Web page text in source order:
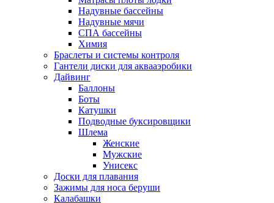
Надувные бассейны
Надувные мячи
СПА бассейны
Химия
Браслеты и системы контроля
Гантели диски для аквааэробики
Дайвинг
Баллоны
Боты
Катушки
Подводные буксировщики
Шлема
Женские
Мужские
Унисекс
Доски для плавания
Зажимы для носа беруши
Калабашки